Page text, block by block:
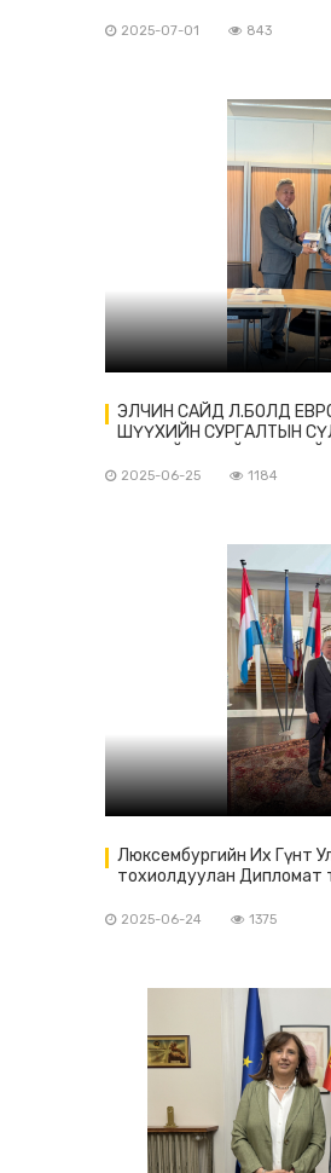
АНХНЫ БИЗНЕС ФОРУМ
2025-07-01 843
ЭЛЧИН САЙД Л.БОЛД
ШҮҮХИЙН СУРГАЛТЫН
УУЛЗАВ
2025-06-25 1184
Люксембургийн Их Гүнт
тохиолдуулан Дипломат
хотын дарга нар хүлээн
2025-06-24 1375